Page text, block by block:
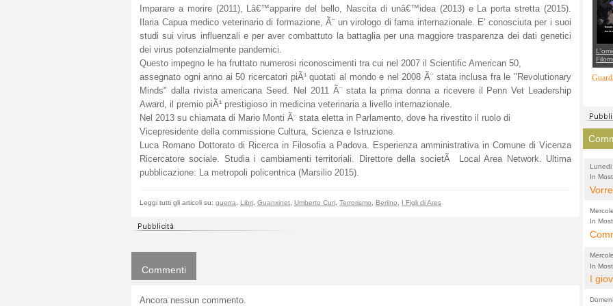
Imparare a morire (2011), Lâ€™apparire del bello, Nascita di unâ€™idea (2013) e La porta stretta (2015).
Ilaria Capua medico veterinario di formazione, Ã¨ un virologo di fama internazionale. E' conosciuta per i suoi
studi sui virus influenzali e per aver combattuto la battaglia per una maggiore trasparenza dei dati genetici
dei virus potenzialmente pandemici.
Questo impegno le ha fruttato numerosi riconoscimenti tra cui nel 2007 il Scientific American 50,
assegnato ogni anno ai 50 ricercatori piÃ¹ quotati al mondo e nel 2008 Ã¨ stata inclusa fra le "Revolutionary
Minds" dalla rivista americana Seed. Nel 2011 Ã¨ stata la prima donna a ricevere il Penn Vet Leadership
Award, il premio piÃ¹ prestigioso in medicina veterinaria a livello internazionale.
Nel 2013 su chiamata di Mario Monti Ã¨ stata eletta in Parlamento, dove ha rivestito il ruolo di
Vicepresidente della commissione Cultura, Scienza e Istruzione.
Luca Romano Dottorato di Ricerca in Filosofia a Padova. Esperienza amministrativa in Comune di Vicenza
Ricercatore sociale. Studia i cambiamenti territoriali. Direttore della societÃ Local Area Network. Ultima
pubblicazione: La metropoli policentrica (Marsilio 2015).
Leggi tutti gli articoli su: guerra Libri Guanxinet Umberto Curi Terrorismo Berlino I Figli di Ares
Commenti
Ancora nessun commento.
Lunedi
In
di
eIn
In
I